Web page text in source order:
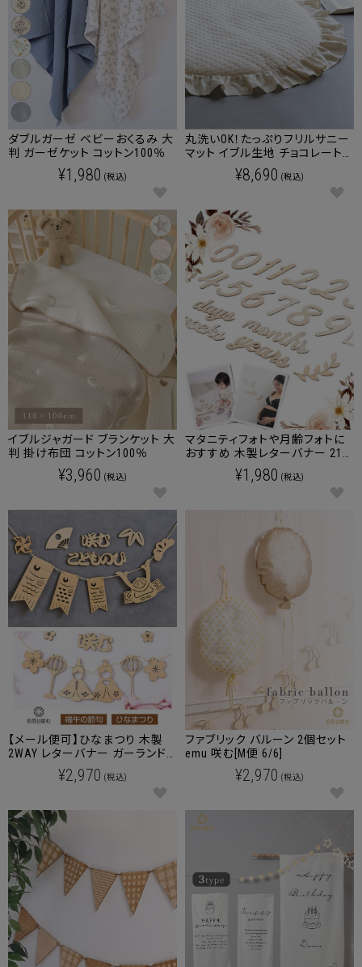
ダブルガーゼ ベビーおくるみ 大
判 ガーゼケット コットン100％
¥1,980 (税込)
丸洗いOK！たっぷりフリルサニー
マット イブル生地 チョコレート
キルティング¥8,690 (税込)
イブルジャガード ブランケット 大
判 掛け布団 コットン100％
¥3,960 (税込)
マタニティフォトや月齢フォトに
おすすめ 木製レターバナー 21
¥1,980 (税込)
【メール便可】ひなまつり 木製
2WAY レターバナー ガーランド
emu 咲む 端午の節句 [M便 6/6]
¥2,970 (税込)
ファブリック バルーン 2個セット
emu 咲む[M便 6/6]
¥2,970 (税込)